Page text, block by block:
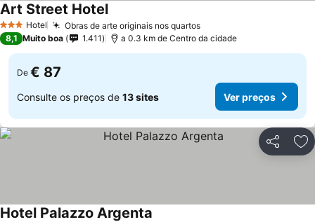
3 EstrelasHotel Obras de arte originais nos quartosVer preços
Art Street HotelVer preços
8,1 Muito boa 1.411 a 0.3 km de Centro da cidade
De € 87
Consulte os preços de 13 sites Ver preços
Partilhar
Hotel Palazzo Argenta